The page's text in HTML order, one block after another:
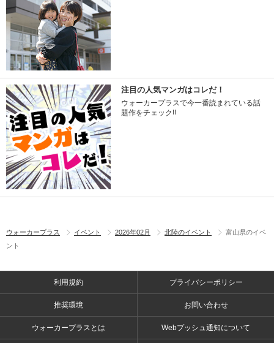
注目の人気マンガはコレだ！
ウォーカープラスで今一番読まれている話
題作をチェック!!
ウォーカープラス イベント 2026年02月 北陸のイベント
富山県のイベ
ント
利用規約 プライバシーポリシー
推奨環境 お問い合わせ
ウォーカープラスとは Webプッシュ通知について